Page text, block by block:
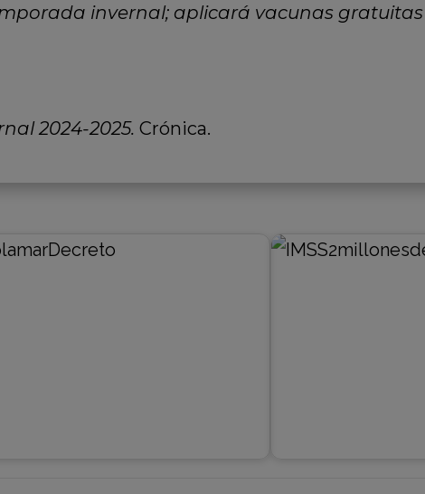
invernal; aplicará vacunas
2024-2025. Crónica.